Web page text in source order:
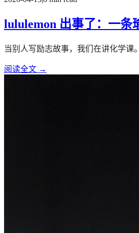
lululemon 出事了：一条
当别人写励志故事，我们在讲化学课
阅读全文 →